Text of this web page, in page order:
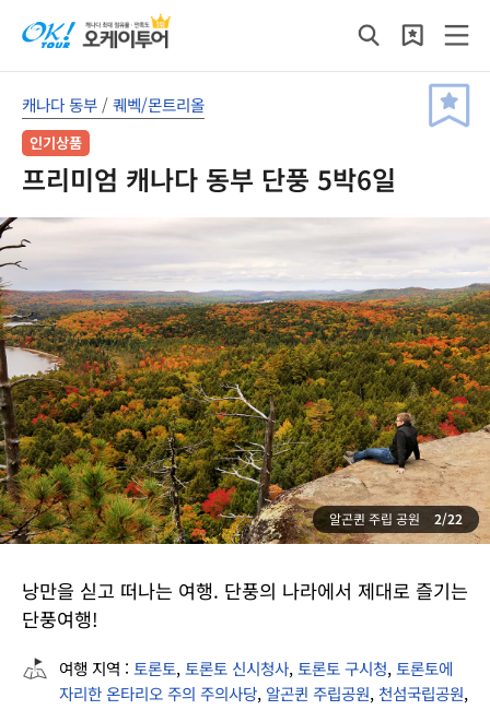
캐나다 동부 /퀘벡/몬트리올
인기상품
프리미엄 캐나다 동부 단풍 5박6일
알곤퀸 주립 공원 2/22
낭만을 싣고 떠나는 여행. 단풍의 나라에서 제대로 즐기는
단풍여행!
여행 지역 : 토론토, 토론토 신시청사, 토론토 구시청, 토론토에
자리한 온타리오 주의 주의사당, 알곤퀸 주립공원, 천섬국립공원,